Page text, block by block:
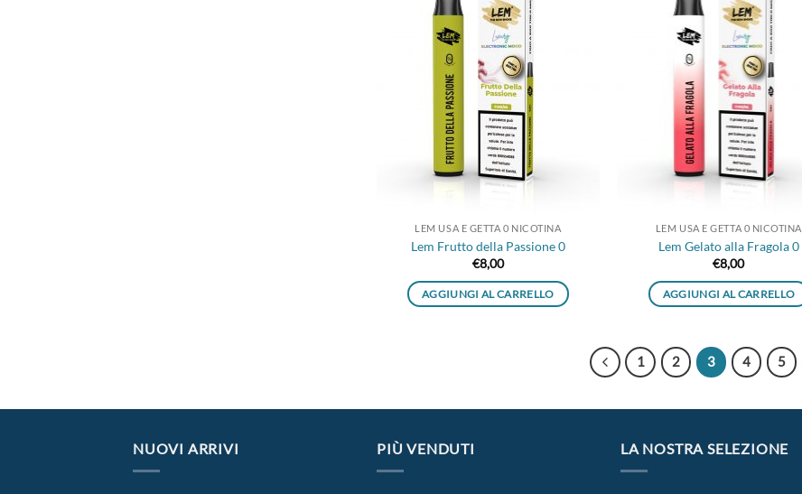
LEM USA E GETTA 0 NICOTINA
Lem Frutto della Passione 0
€8,00
AGGIUNGI AL CARRELLO
LEM USA E GETTA 0 NICOTINA
Lem Gelato alla Fragola 0
€8,00
AGGIUNGI AL CARRELLO
1 2 3 4 5
NUOVI ARRIVI PIÙ VENDUTI LA NOSTRA SELEZIONE